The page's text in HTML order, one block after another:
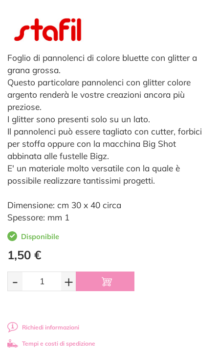
Foglio di pannolenci di colore bluette con glitter a
grana grossa.
Questo particolare pannolenci con glitter colore
argento renderà le vostre creazioni ancora più
preziose.
I glitter sono presenti solo su un lato.
Il pannolenci può essere tagliato con cutter, forbici
per stoffa oppure con la macchina Big Shot
abbinata alle fustelle Bigz.
E' un materiale molto versatile con la quale è
possibile realizzare tantissimi progetti.
Dimensione: cm 30 x 40 circa
Spessore: mm 1
Disponibile
1,50 €
- +
Richiedi informazioni
Tempi e costi di spedizione